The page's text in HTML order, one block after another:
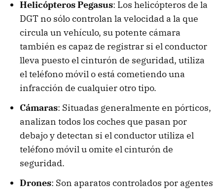
Helicópteros Pegasus: Los helicópteros de la
DGT no sólo controlan la velocidad a la que
circula un vehículo, su potente cámara
también es capaz de registrar si el conductor
lleva puesto el cinturón de seguridad, utiliza
el teléfono móvil o está cometiendo una
infracción de cualquier otro tipo.
Cámaras: Situadas generalmente en pórticos,
analizan todos los coches que pasan por
debajo y detectan si el conductor utiliza el
teléfono móvil u omite el cinturón de
seguridad.
Drones: Son aparatos controlados por agentes